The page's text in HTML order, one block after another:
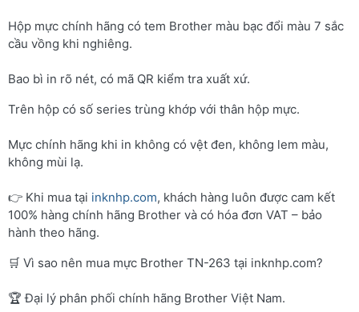
Hộp mực chính hãng có tem Brother màu bạc đổi màu 7 sắc
cầu vồng khi nghiêng.
Bao bì in rõ nét, có mã QR kiểm tra xuất xứ.
Trên hộp có số series trùng khớp với thân hộp mực.
Mực chính hãng khi in không có vệt đen, không lem màu,
không mùi lạ.
👉 Khi mua tại inknhp.com, khách hàng luôn được cam kết
100% hàng chính hãng Brother và có hóa đơn VAT – bảo
hành theo hãng.
🛒 Vì sao nên mua mực Brother TN-263 tại inknhp.com?
🏆 Đại lý phân phối chính hãng Brother Việt Nam.